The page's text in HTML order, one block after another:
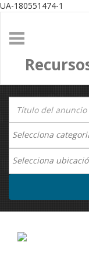
UA-180551474-1